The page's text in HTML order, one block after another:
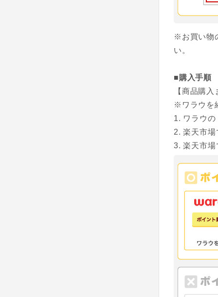
※お買い物
い。
■購入手順
【商品購
※ワラウを
ワラウ
楽天市場
楽天市場